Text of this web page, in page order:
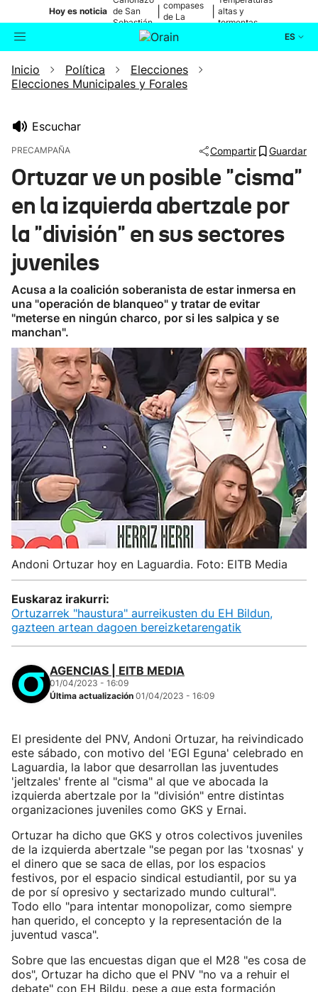
Hoy es noticia de San
Sebastián
compases
de La
altas y
tormentas
ES
Buscador Actualidad
Ikusmiran
Inicio Política
Elecciones
Elecciones Municipales y Forales
Escuchar
PRECAMPAÑA Compartir Guardar
Ortuzar ve un posible "cisma"
en la izquierda abertzale por
la "división" en sus sectores
juveniles
Acusa a la coalición soberanista de estar inmersa en
una "operación de blanqueo" y tratar de evitar
"meterse en ningún charco, por si les salpica y se
manchan".
Andoni Ortuzar hoy en Laguardia. Foto: EITB Media
Euskaraz irakurri:
Ortuzarrek "haustura" aurreikusten du EH Bildun,
gazteen artean dagoen bereizketarengatik
AGENCIAS | EITB MEDIA
01/04/2023 - 16:09
Última actualización 01/04/2023 - 16:09
El presidente del PNV, Andoni Ortuzar, ha reivindicado
este sábado, con motivo del 'EGI Eguna' celebrado en
Laguardia, la labor que desarrollan las juventudes
'jeltzales' frente al "cisma" al que ve abocada la
izquierda abertzale por la "división" entre distintas
organizaciones juveniles como GKS y Ernai.
Ortuzar ha dicho que GKS y otros colectivos juveniles
de la izquierda abertzale "se pegan por las 'txosnas' y
el dinero que se saca de ellas, por los espacios
festivos, por el espacio sindical estudiantil, por su ya
de por sí opresivo y sectarizado mundo cultural".
Todo ello "para intentar monopolizar, como siempre
han querido, el concepto y la representación de la
juventud vasca".
Sobre que las encuestas digan que el M28 "es cosa de
dos", Ortuzar ha dicho que el PNV "no va a rehuir el
debate" con EH Bildu, pese a que esta formación